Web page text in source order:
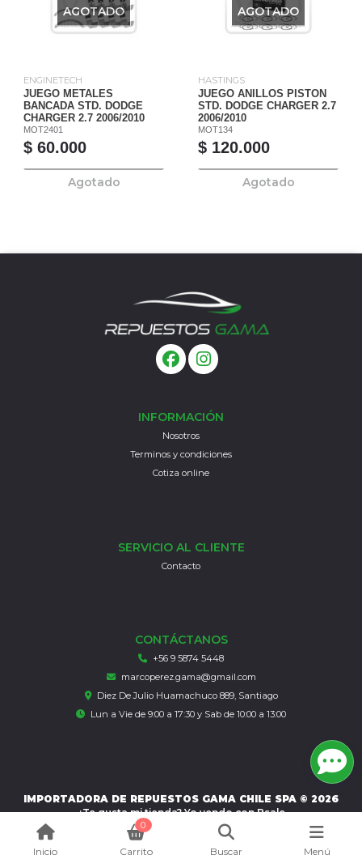
AGOTADO
ENGINETECH
JUEGO METALES
BANCADA STD. DODGE
CHARGER 2.7 2006/2010
MOT2401
$ 60.000
Agotado
AGOTADO
HASTINGS
JUEGO ANILLOS PISTON
STD. DODGE CHARGER 2.7
2006/2010
MOT134
$ 120.000
Agotado
INFORMACIÓN
Nosotros
Terminos y condiciones
Cotiza online
SERVICIO AL CLIENTE
Contacto
CONTÁCTANOS
+56 9 5874 5448
marcoperez.gama@gmail.com
Diez De Julio Huamachuco 889, Santiago
Lun a Vie de 9:00 a 17:30 y Sab de 10:00 a 13:00
IMPORTADORA DE REPUESTOS GAMA CHILE SPA © 2026
¿Te gusta mi tienda? Yo vendo conBsale
Inicio
0
Carrito Buscar Menú